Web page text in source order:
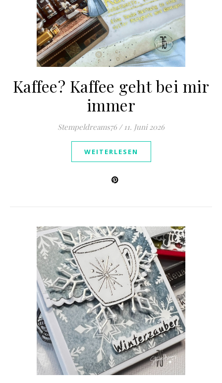
Kaffee? Kaffee geht bei mir
immer
Stempeldreams76 / 11. Juni 2026
WEITERLESEN